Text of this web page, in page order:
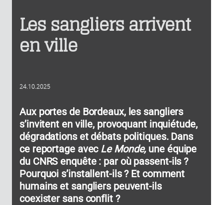
Les sangliers arrivent
en ville
24.10.2025
Aux portes de Bordeaux, les sangliers
s’invitent en ville, provoquant inquiétude,
dégradations et débats politiques. Dans
ce reportage avec Le Monde, une équipe
du CNRS enquête : par où passent-ils ?
Pourquoi s’installent-ils ? Et comment
humains et sangliers peuvent-ils
coexister sans conflit ?